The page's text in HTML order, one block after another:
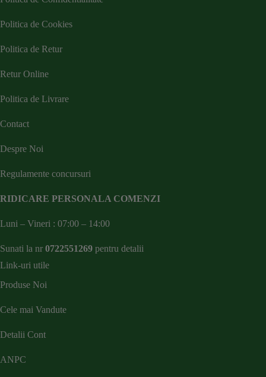
Politica de Cookies
Politica de Retur
Retur Online
Politica de Livrare
Contact
Despre Noi
Regulamente concursuri
RIDICARE PERSONALA COMENZI
Luni – Vineri : 07:00 – 14:00
Sunati la nr 0722551269 pentru detalii
Link-uri utile
Produse Noi
Cele mai Vandute
Detalii Cont
ANPC